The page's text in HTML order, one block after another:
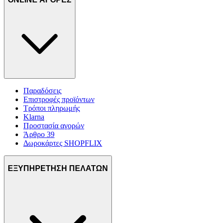
Παραδόσεις
Επιστροφές προϊόντων
Τρόποι πληρωμής
Klarna
Προστασία αγορών
Άρθρο 39
Δωροκάρτες SHOPFLIX
ΕΞΥΠΗΡΕΤΗΣΗ ΠΕΛΑΤΩΝ